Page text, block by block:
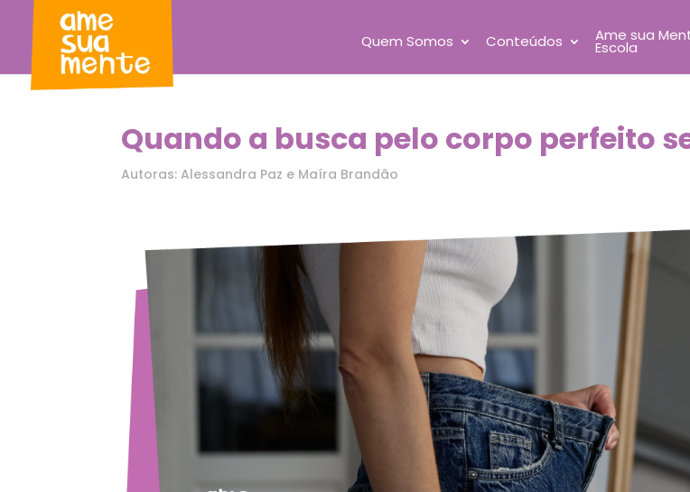
Quem Somos Conteúdos Ame sua
Escola
Quando a busca pelo corpo perfeito
Autoras: Alessandra Paz e Maíra Brandão